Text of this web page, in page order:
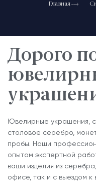
Главная
Дорого
Ювелирные украшения,
столовое серебро,
пробы. Наши
опытом экспертной
ваши изделия из
офисе, так и с выездом